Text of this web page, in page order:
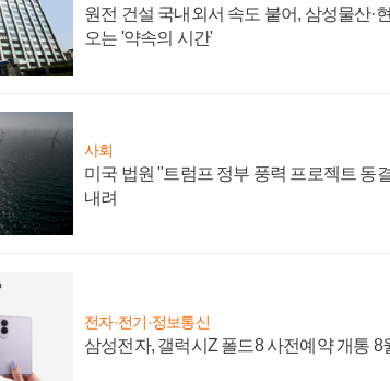
원전 건설 국내외서 속도 붙어, 삼성물산·
오는 '약속의 시간'
사회
미국 법원 "트럼프 정부 풍력 프로젝트 동
내려
전자·전기·정보통신
삼성전자, 갤럭시Z 폴드8 사전예약 개통 8